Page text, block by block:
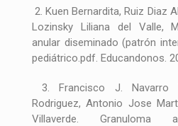
2. Kuen Bernardita, Ruiz Diaz
Lozinsky Liliana del Valle,
anular diseminado (patrón
pediátrico.pdf. Educandonos.
3. Francisco J. Navarro
Rodriguez, Antonio Jose
Villaverde. Granuloma